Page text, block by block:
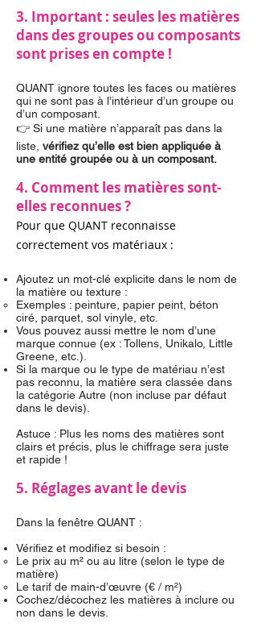
3. Important : seules les matières
dans des groupes ou composants
sont prises en compte !
QUANT ignore toutes les faces ou matières
qui ne sont pas à l’intérieur d’un groupe ou
d’un composant.
👉 Si une matière n’apparaît pas dans la
liste, vérifiez qu’elle est bien appliquée à
une entité groupée ou à un composant.
4. Comment les matières sont-
elles reconnues ?
Pour que QUANT reconnaisse
correctement vos matériaux :
Ajoutez un mot-clé explicite dans le nom de
la matière ou texture :
Exemples : peinture, papier peint, béton
ciré, parquet, sol vinyle, etc.
Vous pouvez aussi mettre le nom d’une
marque connue (ex : Tollens, Unikalo, Little
Greene, etc.).
Si la marque ou le type de matériau n’est
pas reconnu, la matière sera classée dans
la catégorie Autre (non incluse par défaut
dans le devis).
Astuce : Plus les noms des matières sont
clairs et précis, plus le chiffrage sera juste
et rapide !
5. Réglages avant le devis
Dans la fenêtre QUANT :
Vérifiez et modifiez si besoin :
Le prix au m² ou au litre (selon le type de
matière)
Le tarif de main-d’œuvre (€ / m²)
Cochez/décochez les matières à inclure ou
non dans le devis.